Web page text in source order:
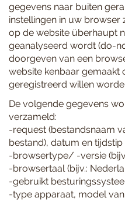
gegevens naar buiten
instellingen in uw browser
op de website überhaupt
geanalyseerd wordt (do-
doorgeven van een
website kenbaar gemaakt
geregistreerd willen
De volgende gegevens
verzameld:
-request (bestandsnaam
bestand), datum en
-browsertype/ -versie
-browsertaal (bijv.:
-gebruikt
-type apparaat, model